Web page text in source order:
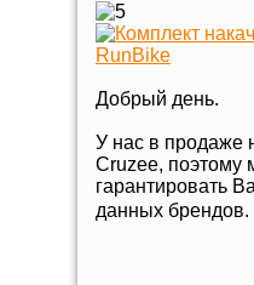
Добрый день.
У нас в продаже
Cruzee,
гарантировать
данных брендов.